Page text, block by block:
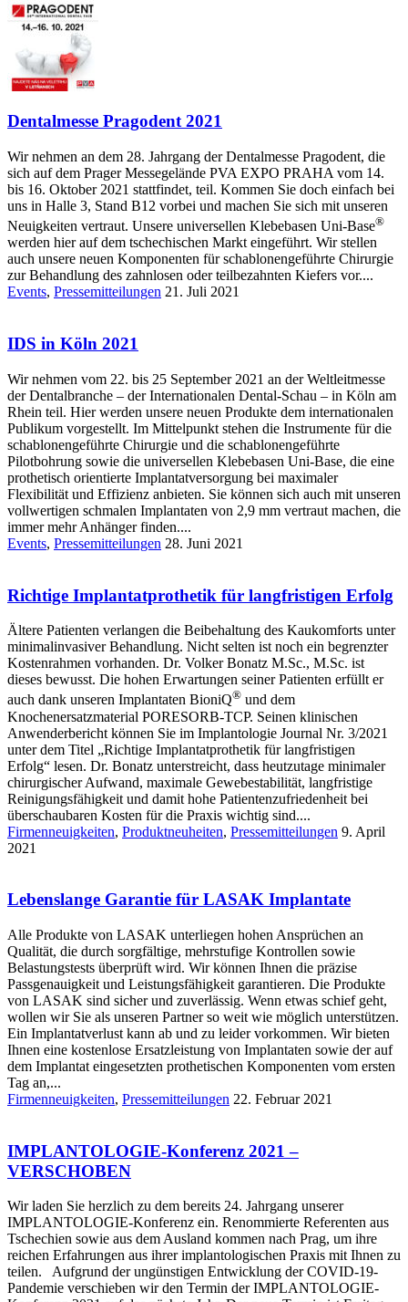
Dentalmesse Pragodent 2021
Wir nehmen an dem 28. Jahrgang der Dentalmesse Pragodent, die
sich auf dem Prager Messegelände PVA EXPO PRAHA vom 14.
bis 16. Oktober 2021 stattfindet, teil. Kommen Sie doch einfach bei
uns in Halle 3, Stand B12 vorbei und machen Sie sich mit unseren
Neuigkeiten vertraut. Unsere universellen Klebebasen Uni-Base®
werden hier auf dem tschechischen Markt eingeführt. Wir stellen
auch unsere neuen Komponenten für schablonengeführte Chirurgie
zur Behandlung des zahnlosen oder teilbezahnten Kiefers vor....
Events, Pressemitteilungen 21. Juli 2021
IDS in Köln 2021
Wir nehmen vom 22. bis 25 September 2021 an der Weltleitmesse
der Dentalbranche – der Internationalen Dental-Schau – in Köln am
Rhein teil. Hier werden unsere neuen Produkte dem internationalen
Publikum vorgestellt. Im Mittelpunkt stehen die Instrumente für die
schablonengeführte Chirurgie und die schablonengeführte
Pilotbohrung sowie die universellen Klebebasen Uni-Base, die eine
prothetisch orientierte Implantatversorgung bei maximaler
Flexibilität und Effizienz anbieten. Sie können sich auch mit unseren
vollwertigen schmalen Implantaten von 2,9 mm vertraut machen, die
immer mehr Anhänger finden....
Events, Pressemitteilungen 28. Juni 2021
Richtige Implantatprothetik für langfristigen Erfolg
Ältere Patienten verlangen die Beibehaltung des Kaukomforts unter
minimalinvasiver Behandlung. Nicht selten ist noch ein begrenzter
Kostenrahmen vorhanden. Dr. Volker Bonatz M.Sc., M.Sc. ist
dieses bewusst. Die hohen Erwartungen seiner Patienten erfüllt er
auch dank unseren Implantaten BioniQ® und dem
Knochenersatzmaterial PORESORB-TCP. Seinen klinischen
Anwenderbericht können Sie im Implantologie Journal Nr. 3/2021
unter dem Titel „Richtige Implantatprothetik für langfristigen
Erfolg“ lesen. Dr. Bonatz unterstreicht, dass heutzutage minimaler
chirurgischer Aufwand, maximale Gewebestabilität, langfristige
Reinigungsfähigkeit und damit hohe Patientenzufriedenheit bei
überschaubaren Kosten für die Praxis wichtig sind....
Firmenneuigkeiten, Produktneuheiten, Pressemitteilungen 9. April
2021
Lebenslange Garantie für LASAK Implantate
Alle Produkte von LASAK unterliegen hohen Ansprüchen an
Qualität, die durch sorgfältige, mehrstufige Kontrollen sowie
Belastungstests überprüft wird. Wir können Ihnen die präzise
Passgenauigkeit und Leistungsfähigkeit garantieren. Die Produkte
von LASAK sind sicher und zuverlässig. Wenn etwas schief geht,
wollen wir Sie als unseren Partner so weit wie möglich unterstützen.
Ein Implantatverlust kann ab und zu leider vorkommen. Wir bieten
Ihnen eine kostenlose Ersatzleistung von Implantaten sowie der auf
dem Implantat eingesetzten prothetischen Komponenten vom ersten
Tag an,...
Firmenneuigkeiten, Pressemitteilungen 22. Februar 2021
IMPLANTOLOGIE-Konferenz 2021 –
VERSCHOBEN
Wir laden Sie herzlich zu dem bereits 24. Jahrgang unserer
IMPLANTOLOGIE-Konferenz ein. Renommierte Referenten aus
Tschechien sowie aus dem Ausland kommen nach Prag, um ihre
reichen Erfahrungen aus ihrer implantologischen Praxis mit Ihnen zu
teilen. Aufgrund der ungünstigen Entwicklung der COVID-19-
Pandemie verschieben wir den Termin der IMPLANTOLOGIE-